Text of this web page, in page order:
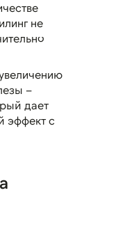
не
–
дает
эффект с